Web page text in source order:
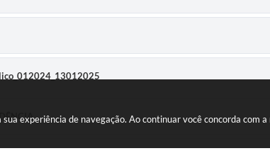
experiência de navegação. Ao continuar você concorda com a